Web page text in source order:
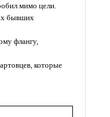
мимо цели.
бывших
флангу,
которые